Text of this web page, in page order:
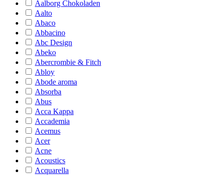
Aalborg Chokoladen
Aalto
Abaco
Abbacino
Abc Design
Abeko
Abercrombie & Fitch
Abloy
Abode aroma
Absorba
Abus
Acca Kappa
Accademia
Acemus
Acer
Acne
Acoustics
Acquarella